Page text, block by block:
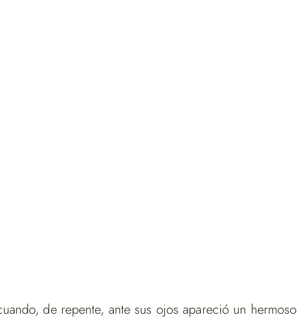
de repente, ante sus ojos apareció un